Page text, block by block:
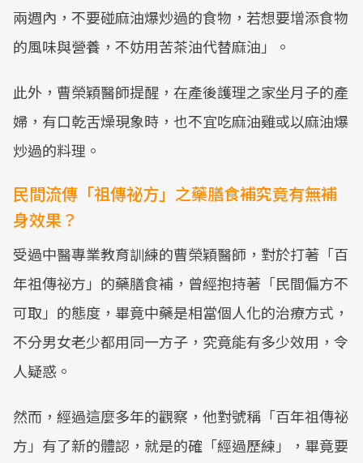
兩週內，不要碰麻油爆炒過的食物，若想要增添食物
的風味與營養，不妨用苦茶油代替麻油」。
此外，曹榮穎醫師提醒，在產後護理之家坐月子的產
婦，有口乾舌燥現象時，也不宜吃麻油雞或以麻油爆
炒過的料理。
民間流傳「祖傳祕方」之藥膳食補究竟有無補
身效果？
受過中醫專業教育訓練的曹榮穎醫師，對於打著「百
年祖傳祕方」的藥膳食補，曾經抱持著「民間偏方不
可取」的態度，畢竟中藥是相當個人化的治療方式，
不分男女老少都用同一方子，究竟能有多少效用，令
人疑惑。
然而，經過這麼多年的觀察，他對號稱「百年祖傳祕
方」有了新的體認，就是的確「經過歷練」，畢竟要